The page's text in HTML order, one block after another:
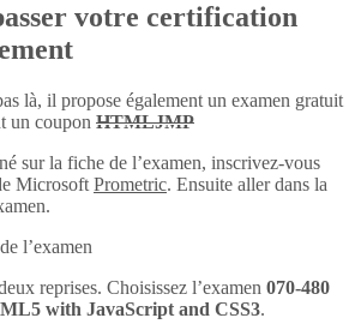
votre certification
là, il propose également un examen gratuit
un coupon HTMLJMP
sur la fiche de l’examen, inscrivez-vous
Microsoft Prometric. Ensuite aller dans la
l’examen
reprises. Choisissez l’examen 070-480
with JavaScript and CSS3.